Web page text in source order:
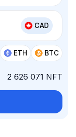
CAD
ETH BTC
2 626 071 NFT